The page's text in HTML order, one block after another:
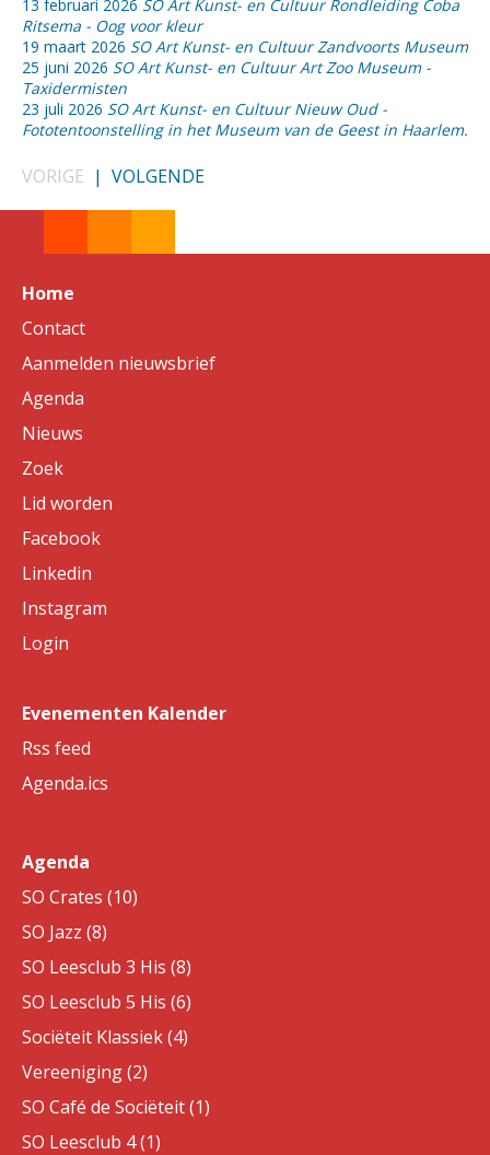
13 februari 2026 SO Art Kunst- en Cultuur Rondleiding Coba
Ritsema - Oog voor kleur
19 maart 2026 SO Art Kunst- en Cultuur Zandvoorts Museum
25 juni 2026 SO Art Kunst- en Cultuur Art Zoo Museum -
Taxidermisten
23 juli 2026 SO Art Kunst- en Cultuur Nieuw Oud -
Fototentoonstelling in het Museum van de Geest in Haarlem.
VORIGE | VOLGENDE
Home
Contact
Aanmelden nieuwsbrief
Agenda
Nieuws
Zoek
Lid worden
Facebook
Linkedin
Instagram
Login
Evenementen Kalender
Rss feed
Agenda.ics
Agenda
SO Crates (10)
SO Jazz (8)
SO Leesclub 3 His (8)
SO Leesclub 5 His (6)
Sociëteit Klassiek (4)
Vereeniging (2)
SO Café de Sociëteit (1)
SO Leesclub 4 (1)